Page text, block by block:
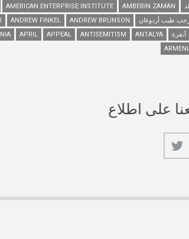
AMBERIN ZAMAN
AMERICAN ENTERPRISE INSTITUTE
رجب طيب أردوغان
ANDREW BRUNSON
ANDREW FINKEL
أنقرة ANTALYA
ANTISEMITISM
APPEAL
APRIL
على اطلاع